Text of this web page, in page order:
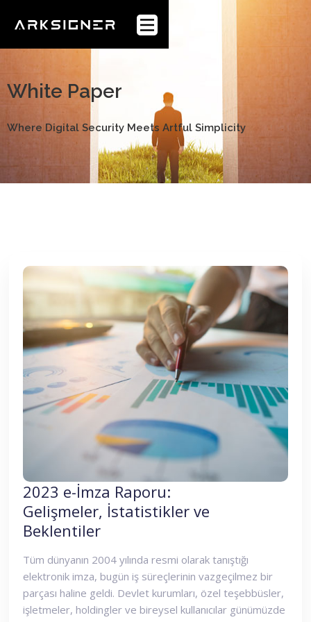
Anasayfa
Müşteriler
WhitePaper
İNDİR
—
ücretsiz
White Paper
Where Digital Security Meets Artful Simplicity
2023 e-İmza Raporu:
Gelişmeler, İstatistikler ve
Beklentiler
Tüm dünyanın 2004 yılında resmi olarak tanıştığı
elektronik imza, bugün iş süreçlerinin vazgeçilmez bir
parçası haline geldi. Devlet kurumları, özel teşebbüsler,
işletmeler, holdingler ve bireysel kullanıcılar günümüzde